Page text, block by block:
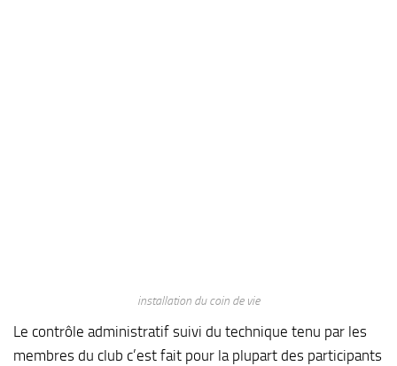
installation du coin de vie
Le contrôle administratif suivi du technique tenu par les
membres du club c’est fait pour la plupart des participants